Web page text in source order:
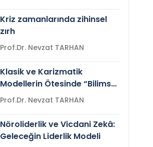
Kriz zamanlarında zihinsel
zırh
Prof.Dr. Nevzat TARHAN
Klasik ve Karizmatik
Modellerin Ötesinde “Bilimsel
Liderlik”
Prof.Dr. Nevzat TARHAN
Nöroliderlik ve Vicdani Zekâ:
Geleceğin Liderlik Modeli